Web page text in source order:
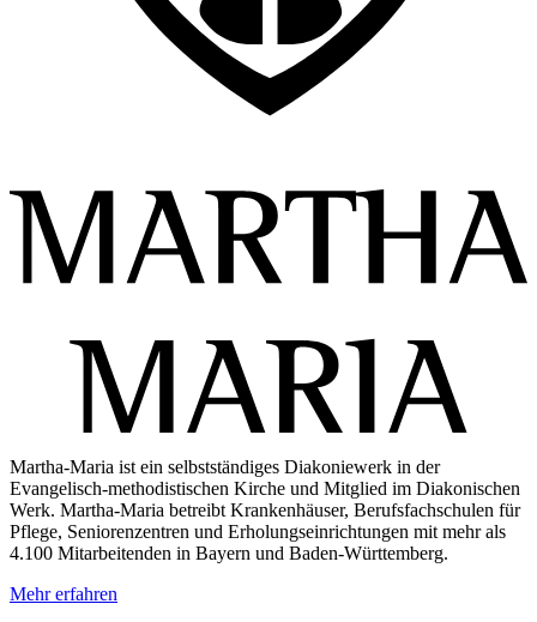
Martha-Maria ist ein selbstständiges Diakoniewerk in der
Evangelisch-methodistischen Kirche und Mitglied im Diakonischen
Werk. Martha-Maria betreibt Krankenhäuser, Berufsfachschulen für
Pflege, Seniorenzentren und Erholungseinrichtungen mit mehr als
4.100 Mitarbeitenden in Bayern und Baden-Württemberg.
Mehr erfahren